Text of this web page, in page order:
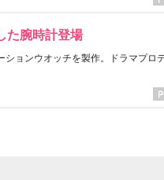
た腕時計登場
ションウオッチを製作。ドラマプロ